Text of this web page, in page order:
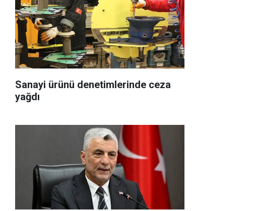
Sanayi ürünü denetimlerinde ceza
yağdı